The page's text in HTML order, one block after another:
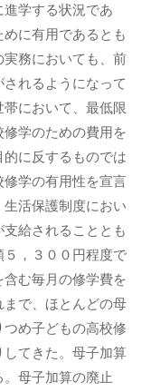
学する状況であ
に有用であるとも
務においても、前
れるようになって
において、最低限
学のための費用を
に反するものでは
学の有用性を宣言
活保護制度におい
給されることとも
，３００円程度で
む毎月の修学費を
で、ほとんどの母
め子どもの高校修
てきた。母子加算
母子加算の廃止